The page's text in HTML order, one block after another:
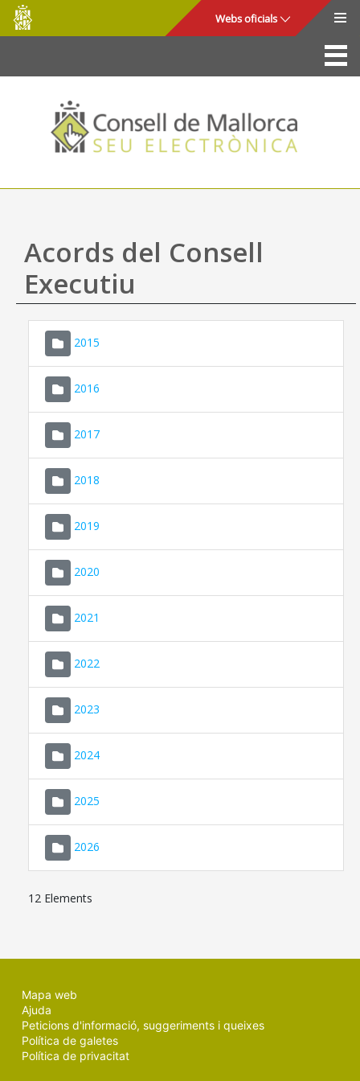
Salta al contingut principal
Consell
de
Mallorca
Webs oficials
La Seu
Consell de Mallorca
Accés i seguretat
Utilitats
Ajuda
Acords del Consell
Executiu
2015
2016
2017
2018
2019
2020
2021
2022
2023
2024
2025
2026
12 Elements
Mapa web
Ajuda
Peticions d'informació, suggeriments i queixes
Política de galetes
Política de privacitat